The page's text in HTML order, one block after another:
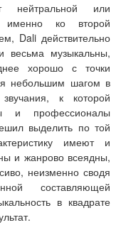
нейтральной или
именно ко второй
Dali действительно
весьма музыкальны,
хорошо с точки
небольшим шагом в
к которой
и профессионалы
выделить по той
имеют и
и жанрово всеядны,
неизменно сводя
составляющей
в квадрате